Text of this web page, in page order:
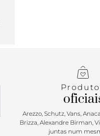
Arezzo, Schutz, Vans,
Brizza, Alexandre Birman,
juntas num